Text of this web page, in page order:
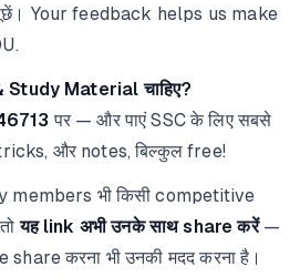
Your feedback helps us make
Material चाहिए?
पर — और पाएं SSC के लिए सबसे
और notes, बिल्कुल free!
members भी किसी competitive
यह link अभी उनके साथ share करें—
share करना भी उनकी मदद करना है।